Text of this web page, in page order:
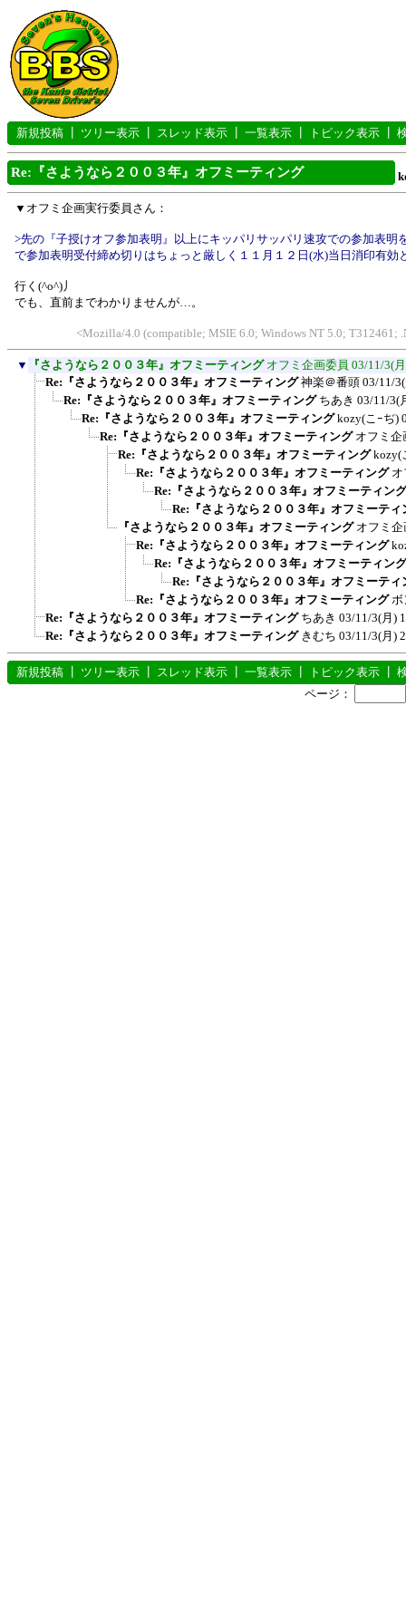
新規投稿 ツリー表示 スレッド表示 一覧表示 トピック表示
Re:『さようなら２００３年』オフミーティング
▼オフミ企画実行委員さん：
>先の『子授けオフ参加表明』以上にキッパリサッパリ速攻での参加表明
で参加表明受付締め切りはちょっと厳しく１１月１２日(水)当日消印有効
行く(^o^)丿
でも、直前までわかりませんが…。
<Mozilla/4.0 (compatible; MSIE 6.0; Windows NT 5.0; T312461;
▼ 『さようなら２００３年』オフミーティング オフミ企画委員 03/11/3(
Re:『さようなら２００３年』オフミーティング神楽＠番頭 03/11/
Re:『さようなら２００３年』オフミーティング ちあき 03/11/3(
Re:『さようなら２００３年』オフミーティングkozy(こｰぢ)
Re:『さようなら２００３年』オフミーティング オフミ
Re:『さようなら２００３年』オフミーティングkozy(
Re:『さようなら２００３年』オフミーティング
Re:『さようなら２００３年』オフミーティン
Re:『さようなら２００３年』オフミーテ
『さようなら２００３年』オフミーティング オフミ
Re:『さようなら２００３年』オフミーティング
Re:『さようなら２００３年』オフミーティン
Re:『さようなら２００３年』オフミーテ
Re:『さようなら２００３年』オフミーティングボ
Re:『さようなら２００３年』オフミーティング ちあき 03/11/3(月)
Re:『さようなら２００３年』オフミーティング きむち 03/11/3(月)
新規投稿 ツリー表示 スレッド表示 一覧表示 トピック表示
ページ：